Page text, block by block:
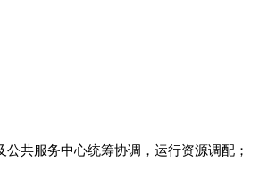
共服务中心统筹协调，运行资源调配；